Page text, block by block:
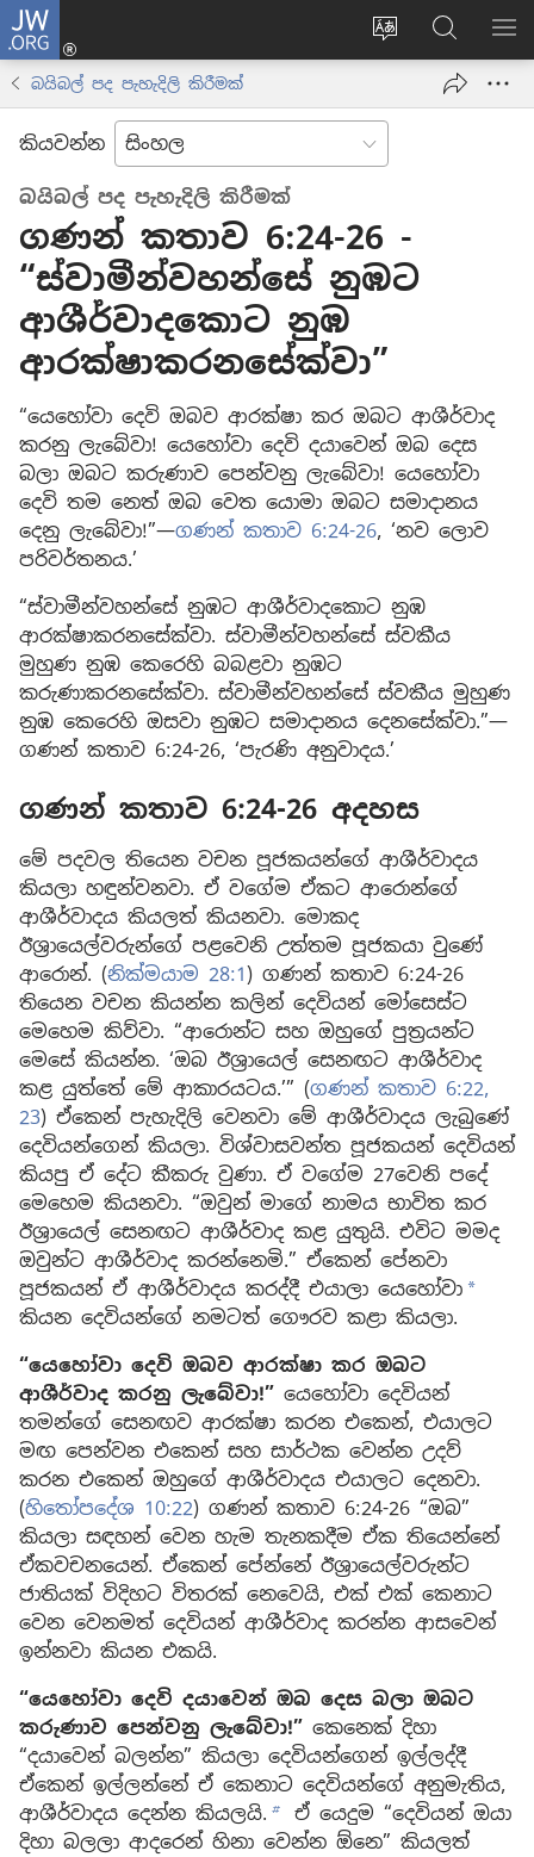
JW.ORG
Change
language
ලොගින්
(opens
JW.ORG
වෙබ්
අඩවියෙන්
බයිබල් පද පැහැදිලි කිරීමක්
කියවන්න
බයිබල් පද පැහැදිලි කිරීමක්
ගණන් කතාව 6:24-26 -
“ස්වාමීන්වහන්සේ නුඹට
ආශීර්වාදකොට නුඹ
ආරක්ෂාකරනසේක්වා”
“යෙහෝවා දෙවි ඔබව ආරක්ෂා කර ඔබට ආශීර්වාද
කරනු ලැබේවා! යෙහෝවා දෙවි දයාවෙන් ඔබ දෙස
බලා ඔබට කරුණාව පෙන්වනු ලැබේවා! යෙහෝවා
දෙවි තම නෙත් ඔබ වෙත යොමා ඔබට සමාදානය
දෙනු ලැබේවා!”—ගණන් කතාව 6:24-26, ‘නව ලොව
පරිවර්තනය.’
“ස්වාමීන්වහන්සේ නුඹට ආශීර්වාදකොට නුඹ
ආරක්ෂාකරනසේක්වා. ස්වාමීන්වහන්සේ ස්වකීය
මුහුණ නුඹ කෙරෙහි බබළවා නුඹට
කරුණාකරනසේක්වා. ස්වාමීන්වහන්සේ ස්වකීය මුහුණ
නුඹ කෙරෙහි ඔසවා නුඹට සමාදානය දෙනසේක්වා.”—
ගණන් කතාව 6:24-26, ‘පැරණි අනුවාදය.’
ගණන් කතාව 6:24-26 අදහස
මේ පදවල තියෙන වචන පූජකයන්ගේ ආශීර්වාදය
කියලා හඳුන්වනවා. ඒ වගේම ඒකට ආරොන්ගේ
ආශීර්වාදය කියලත් කියනවා. මොකද
ඊශ්‍රායෙල්වරුන්ගේ පළවෙනි උත්තම පූජකයා වුණේ
ආරොන්. (නික්මයාම 28:1) ගණන් කතාව 6:24-26
තියෙන වචන කියන්න කලින් දෙවියන් මෝසෙස්ට
මෙහෙම කිව්වා. “ආරොන්ට සහ ඔහුගේ පුත්‍රයන්ට
මෙසේ කියන්න. ‘ඔබ ඊශ්‍රායෙල් සෙනඟට ආශීර්වාද
කළ යුත්තේ මේ ආකාරයටය.’” (ගණන් කතාව 6:22,
23) ඒකෙන් පැහැදිලි වෙනවා මේ ආශීර්වාදය ලැබුණේ
දෙවියන්ගෙන් කියලා. විශ්වාසවන්ත පූජකයන් දෙවියන්
කියපු ඒ දේට කීකරු වුණා. ඒ වගේම 27වෙනි පදේ
මෙහෙම කියනවා. “ඔවුන් මාගේ නාමය භාවිත කර
ඊශ්‍රායෙල් සෙනඟට ආශීර්වාද කළ යුතුයි. එවිට මමද
ඔවුන්ට ආශීර්වාද කරන්නෙමි.” ඒකෙන් පේනවා
පූජකයන් ඒ ආශීර්වාදය කරද්දී එයාලා යෙහෝවා a
කියන දෙවියන්ගේ නමටත් ගෞරව කළා කියලා.
“යෙහෝවා දෙවි ඔබව ආරක්ෂා කර ඔබට
ආශීර්වාද කරනු ලැබේවා!” යෙහෝවා දෙවියන්
තමන්ගේ සෙනඟව ආරක්ෂා කරන එකෙන්, එයාලට
මඟ පෙන්වන එකෙන් සහ සාර්ථක වෙන්න උදව්
කරන එකෙන් ඔහුගේ ආශීර්වාදය එයාලට දෙනවා.
(හිතෝපදේශ 10:22) ගණන් කතාව 6:24-26 “ඔබ”
කියලා සඳහන් වෙන හැම තැනකදීම ඒක තියෙන්නේ
ඒකවචනයෙන්. ඒකෙන් පේන්නේ ඊශ්‍රායෙල්වරුන්ට
ජාතියක් විදිහට විතරක් නෙවෙයි, එක් එක් කෙනාට
වෙන වෙනමත් දෙවියන් ආශීර්වාද කරන්න ආසවෙන්
ඉන්නවා කියන එකයි.
“යෙහෝවා දෙවි දයාවෙන් ඔබ දෙස බලා ඔබට
කරුණාව පෙන්වනු ලැබේවා!” කෙනෙක් දිහා
“දයාවෙන් බලන්න” කියලා දෙවියන්ගෙන් ඉල්ලද්දී
ඒකෙන් ඉල්ලන්නේ ඒ කෙනාට දෙවියන්ගේ අනුමැතිය,
ආශීර්වාදය දෙන්න කියලයි. b ඒ යෙදුම “දෙවියන් ඔයා
දිහා බලලා ආදරෙන් හිනා වෙන්න ඕනෙ” කියලත්